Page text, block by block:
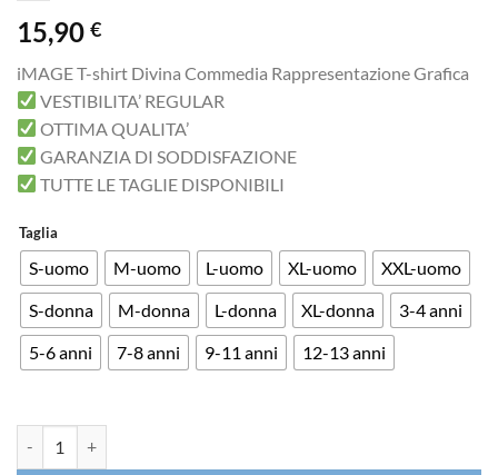
15,90 €
iMAGE T-shirt Divina Commedia Rappresentazione Grafica
VESTIBILITA’ REGULAR
OTTIMA QUALITA’
GARANZIA DI SODDISFAZIONE
TUTTE LE TAGLIE DISPONIBILI
Taglia
S-uomo M-uomo L-uomo XL-uomo
XXL-uomo
S-donna
M-donna L-donna XL-donna
3-4 anni
5-6 anni
7-8 anni 9-11 anni 12-13 anni